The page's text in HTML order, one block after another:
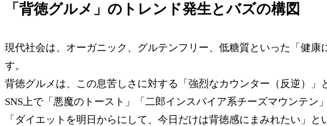
「背徳グルメ」のトレンド発生とバズの構図
現代社会は、オーガニック、グルテンフリー、低糖質といった「健
す。
背徳グルメは、この息苦しさに対する「強烈なカウンター（反逆）」
SNS上で「悪魔のトースト」「二郎インスパイア系チーズマウンテ
「ダイエットを明日からにして、今日だけは背徳感にまみれたい」